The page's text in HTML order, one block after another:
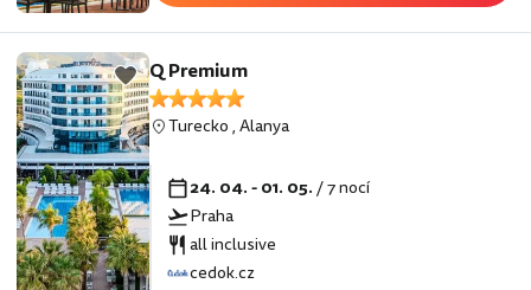
Q Premium
Turecko,Alanya
24. 04. - 01. 05./ 7 nocí
Praha
all inclusive
cedok.cz